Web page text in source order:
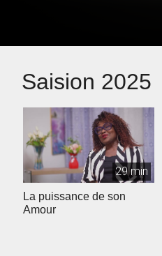
Saision 2025
29 min
La puissance de son
Amour